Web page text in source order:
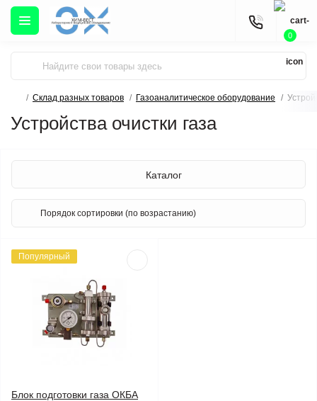
0
Склад разных товаров Газоаналитическое оборудование
Устройства очистки газа
Каталог
Популярный
Блок подготовки газа ОКБА